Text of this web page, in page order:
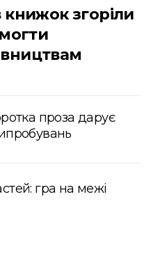
книжок згоріли
проза дарує
гра на межі